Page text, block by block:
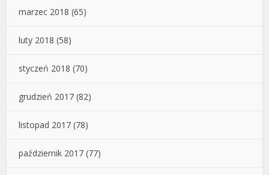
marzec 2018 (65)
luty 2018 (58)
styczeń 2018 (70)
grudzień 2017 (82)
listopad 2017 (78)
październik 2017 (77)